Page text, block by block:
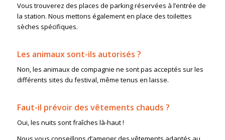
Vous trouverez des places de parking réservées à l’entrée de
la station. Nous mettons également en place des toilettes
sèches spécifiques.
Les animaux sont-ils autorisés ?
Non, les animaux de compagnie ne sont pas acceptés sur les
différents sites du festival, même tenus en laisse.
Faut-il prévoir des vêtements chauds ?
Oui, les nuits sont fraîches là-haut !